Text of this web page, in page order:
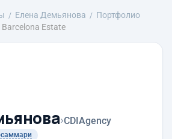
Елена Демьянова
Портфолио
Estate
›CDIAgency